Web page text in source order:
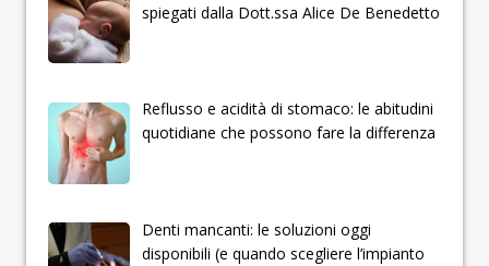
spiegati dalla Dott.ssa Alice De Benedetto
Reflusso e acidità di stomaco: le abitudini
quotidiane che possono fare la differenza
Denti mancanti: le soluzioni oggi
disponibili (e quando scegliere l’impianto